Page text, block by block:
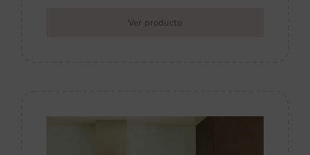
Ver producto